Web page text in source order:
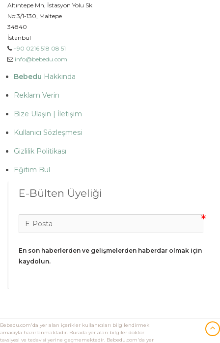
Altıntepe Mh, İstasyon Yolu Sk
No:3/1-130, Maltepe
34840
İstanbul
+90 0216 518 08 51
info@bebedu.com
Bebedu Hakkında
Reklam Verin
Bize Ulaşın | İletişim
Kullanıcı Sözleşmesi
Gizlilik Politikası
Eğitim Bul
E-Bülten Üyeliği
En son haberlerden ve gelişmelerden haberdar olmak için
kaydolun.
Bebedu.com'da yer alan içerikler kullanıcıları bilgilendirmek
amacıyla hazırlanmaktadır. Burada yer alan bilgiler doktor
tavsiyesi ve tedavisi yerine geçmemektedir. Bebedu.com'da yer